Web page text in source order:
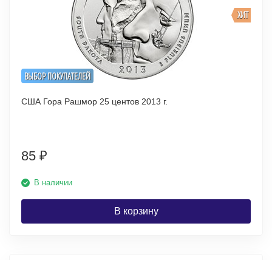
ВЫБОР ПОКУПАТЕЛЕЙ
ХИТ
США Гора Рашмор 25 центов 2013 г.
85 ₽
В наличии
В корзину